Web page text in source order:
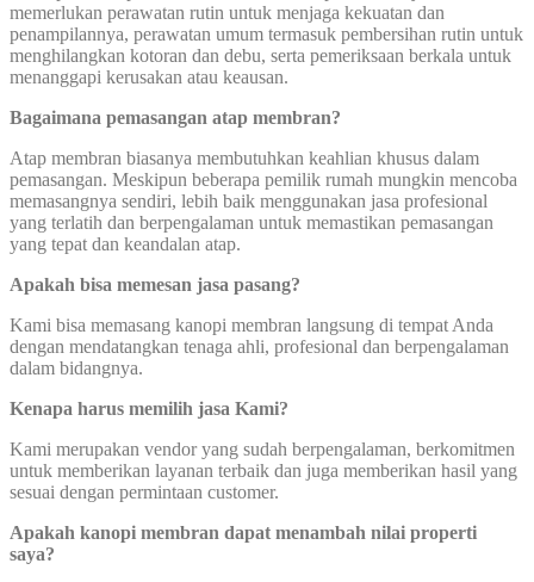
memerlukan perawatan rutin untuk menjaga kekuatan dan
penampilannya, perawatan umum termasuk pembersihan rutin untuk
menghilangkan kotoran dan debu, serta pemeriksaan berkala untuk
menanggapi kerusakan atau keausan.
Bagaimana pemasangan atap membran?
Atap membran biasanya membutuhkan keahlian khusus dalam
pemasangan. Meskipun beberapa pemilik rumah mungkin mencoba
memasangnya sendiri, lebih baik menggunakan jasa profesional
yang terlatih dan berpengalaman untuk memastikan pemasangan
yang tepat dan keandalan atap.
Apakah bisa memesan jasa pasang?
Kami bisa memasang kanopi membran langsung di tempat Anda
dengan mendatangkan tenaga ahli, profesional dan berpengalaman
dalam bidangnya.
Kenapa harus memilih jasa Kami?
Kami merupakan vendor yang sudah berpengalaman, berkomitmen
untuk memberikan layanan terbaik dan juga memberikan hasil yang
sesuai dengan permintaan customer.
Apakah kanopi membran dapat menambah nilai properti
saya?